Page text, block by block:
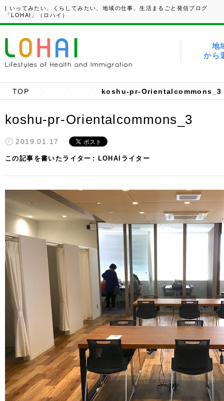
| いってみたい、くらしてみたい、地域の仕事、生活まるごと発信ブログ
「LOHAI」（ロハイ）
地
から
TOP koshu-pr-Orientalcommons_3
koshu-pr-Orientalcommons_3
2019.01.17
この記事を書いたライター LOHAIライター